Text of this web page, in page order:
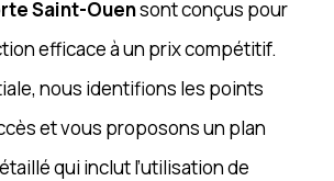
Saint-Ouensont conçus pour
efficace à un prix compétitif.
nous identifions les points
et vous proposons un plan
qui inclut l’utilisation de